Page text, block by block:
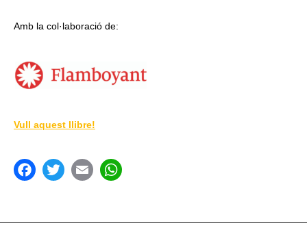
Amb la col·laboració de:
Vull aquest llibre!